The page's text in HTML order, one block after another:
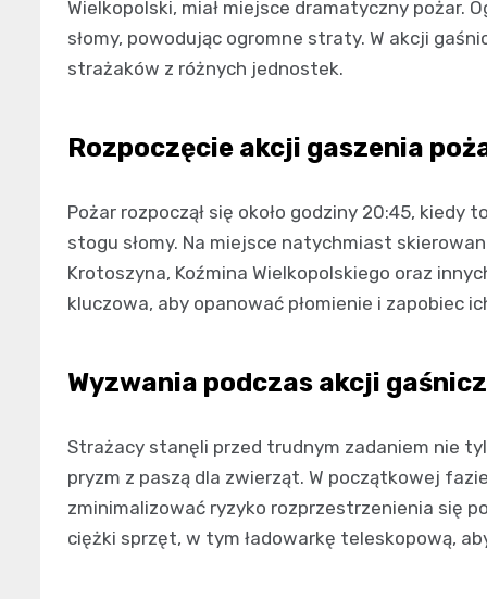
Wielkopolski, miał miejsce dramatyczny pożar.
słomy, powodując ogromne straty. W akcji
strażaków z różnych jednostek.
Rozpoczęcie akcji gaszenia
Pożar rozpoczął się około godziny 20:45, kiedy
stogu słomy. Na miejsce natychmiast
Krotoszyna, Koźmina Wielkopolskiego oraz
kluczowa, aby opanować płomienie i zapobiec
Wyzwania podczas akcji
Strażacy stanęli przed trudnym zadaniem nie
pryzm z paszą dla zwierząt. W początkowej
zminimalizować ryzyko rozprzestrzenienia się
ciężki sprzęt, w tym ładowarkę teleskopową,